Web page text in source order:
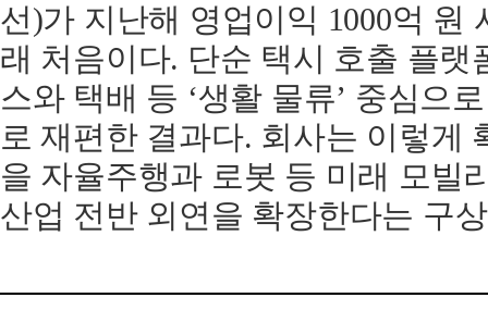
선)가 지난해 영업이익 1000억 원
래 처음이다. 단순 택시 호출 플랫
스와 택배 등 ‘생활 물류’ 중심으
로 재편한 결과다. 회사는 이렇게
을 자율주행과 로봇 등 미래 모빌
산업 전반 외연을 확장한다는 구